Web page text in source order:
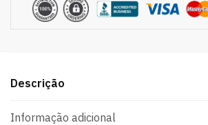
Descrição
Informação adicional